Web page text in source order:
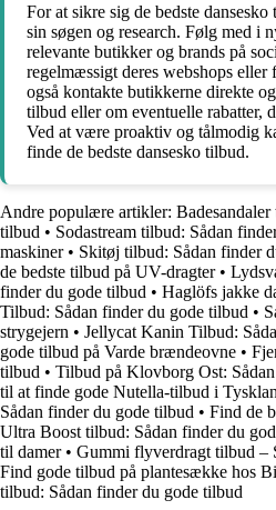
For at sikre sig de bedste
sin søgen og research. Følg med i
relevante butikker og brands på
regelmæssigt deres webshops
også kontakte butikkerne direkte
tilbud eller om eventuelle rabatter,
Ved at være proaktiv og tålmodig
finde de bedste dansesko tilbud.
Andre populære artikler:
tilbud • Sodastream tilbud: Sådan
maskiner• Skitøj tilbud: Sådan finder
de bedste tilbud på UV-dragter•
finder du gode tilbud • Haglöfs jakke
Tilbud: Sådan finder du gode tilbud •
strygejern • Jellycat Kanin Tilbud:
gode tilbud på Varde brændeovne •
tilbud • Tilbud på Klovborg Ost:
til at finde gode Nutella-tilbud i
Sådan finder du gode tilbud • Find de
Ultra Boost tilbud: Sådan finder du
til damer• Gummi flyverdragt tilbud –
Find gode tilbud på plantesække hos
tilbud: Sådan finder du gode tilbud